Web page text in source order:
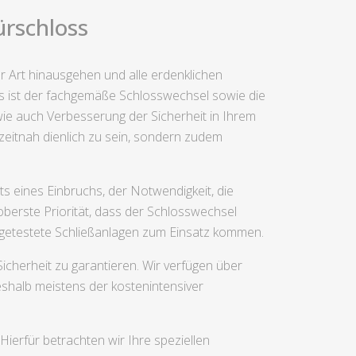
Art hinausgehen und alle erdenklichen
der fachgemäße Schlosswechsel sowie die
auch Verbesserung der Sicherheit in Ihrem
dienlich zu sein, sondern zudem
eines Einbruchs, der Notwendigkeit, die
Priorität, dass der Schlosswechsel
Schließanlagen zum Einsatz kommen.
zu garantieren. Wir verfügen über
meistens der kostenintensiver
betrachten wir Ihre speziellen